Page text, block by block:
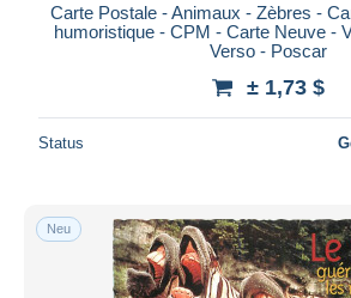
Carte Postale - Animaux - Zèbres -
humoristique - CPM - Carte Neuve -
Verso - Poscar
± 1,73 $
Status
Neu